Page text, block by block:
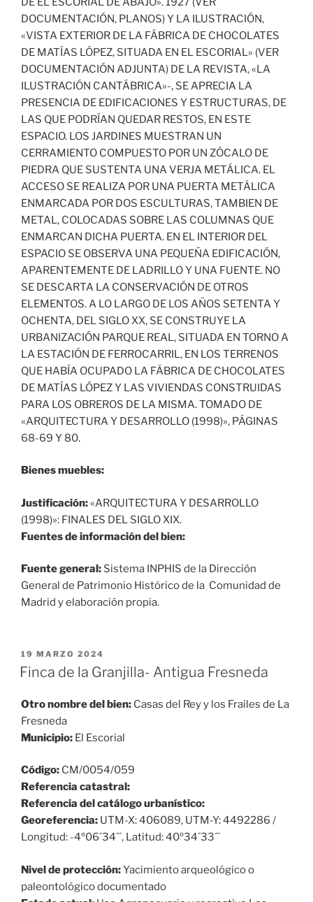
DOCUMENTACIÓN, PLANOS) Y LA ILUSTRACIÓN,
«VISTA EXTERIOR DE LA FÁBRICA DE CHOCOLATES
DE MATÍAS LÓPEZ, SITUADA EN EL ESCORIAL» (VER
DOCUMENTACIÓN ADJUNTA) DE LA REVISTA, «LA
ILUSTRACIÓN CANTÁBRICA»-, SE APRECIA LA
PRESENCIA DE EDIFICACIONES Y ESTRUCTURAS, DE
LAS QUE PODRÍAN QUEDAR RESTOS, EN ESTE
ESPACIO. LOS JARDINES MUESTRAN UN
CERRAMIENTO COMPUESTO POR UN ZÓCALO DE
PIEDRA QUE SUSTENTA UNA VERJA METÁLICA. EL
ACCESO SE REALIZA POR UNA PUERTA METÁLICA
ENMARCADA POR DOS ESCULTURAS, TAMBIEN DE
METAL, COLOCADAS SOBRE LAS COLUMNAS QUE
ENMARCAN DICHA PUERTA. EN EL INTERIOR DEL
ESPACIO SE OBSERVA UNA PEQUEÑA EDIFICACIÓN,
APARENTEMENTE DE LADRILLO Y UNA FUENTE. NO
SE DESCARTA LA CONSERVACIÓN DE OTROS
ELEMENTOS. A LO LARGO DE LOS AÑOS SETENTA Y
OCHENTA, DEL SIGLO XX, SE CONSTRUYE LA
URBANIZACIÓN PARQUE REAL, SITUADA EN TORNO A
LA ESTACIÓN DE FERROCARRIL, EN LOS TERRENOS
QUE HABÍA OCUPADO LA FÁBRICA DE CHOCOLATES
DE MATÍAS LÓPEZ Y LAS VIVIENDAS CONSTRUIDAS
PARA LOS OBREROS DE LA MISMA. TOMADO DE
«ARQUITECTURA Y DESARROLLO (1998)», PÁGINAS
68-69 Y 80.
Bienes muebles:
Justificación:«ARQUITECTURA Y DESARROLLO
(1998)»: FINALES DEL SIGLO XIX.
Fuentes de información del bien:
Fuente general: Sistema INPHIS de la Dirección
General de Patrimonio Histórico de la Comunidad de
Madrid y elaboración propia.
PUBLICADO
EL
19 MARZO 2024
Finca de la Granjilla- Antigua Fresneda
Otro nombre del bien: Casas del Rey y los Frailes de La
Fresneda
Municipio: El Escorial
Código: CM/0054/059
Referencia catastral:
Referencia del catálogo urbanístico:
Georeferencia: UTM-X: 406089, UTM-Y: 4492286 /
Longitud: -4º06´34´´, Latitud: 40º34´33´´
Nivel de protección:Yacimiento arqueológico o
paleontológico documentado